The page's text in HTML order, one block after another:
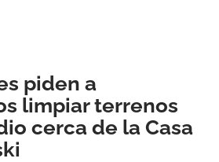
piden a
limpiar terrenos
cerca de la Casa